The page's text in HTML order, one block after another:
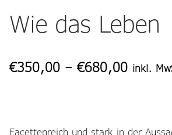
Hochzeitsfloristik
Wie das Leben
€350,00 – €680,00Price
inkl.
Facettenreich und stark in der